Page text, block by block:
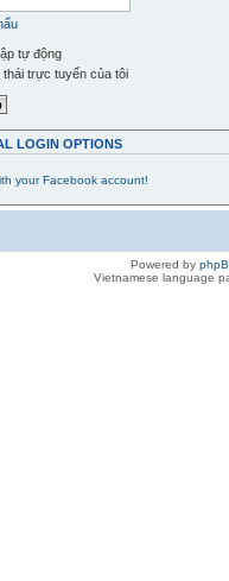
tự động
thái trực tuyến của tôi
LOGIN OPTIONS
Powered by
Vietnamese language